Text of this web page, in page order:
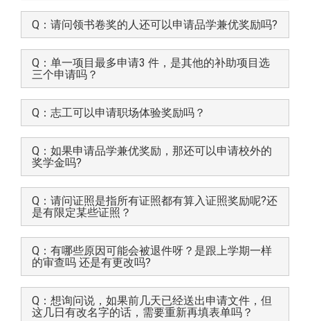
Q：请问领书卷奖的人还可以申请品学兼优奖励吗?
Q：单一项目最多申请3 件，是其他的补助项目选
三个申请吗？
Q：志工可以申请职场体验奖励吗？
Q：如果申请品学兼优奖励，那还可以申请校外的
奖学金吗?
Q：请问证照是指所有证照都有算入证照奖励呢?还
是有限定某些证照？
Q：有哪些原因可能会被退件呀？是跟上学期一样
的审查吗 还是有更改吗?
Q：想询问说，如果前几天已经送出申请文件，但
这几日有改名字的话，需要重新再填表单吗？